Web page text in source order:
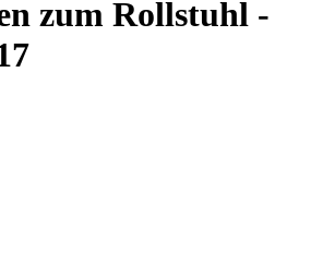
zum Rollstuhl -